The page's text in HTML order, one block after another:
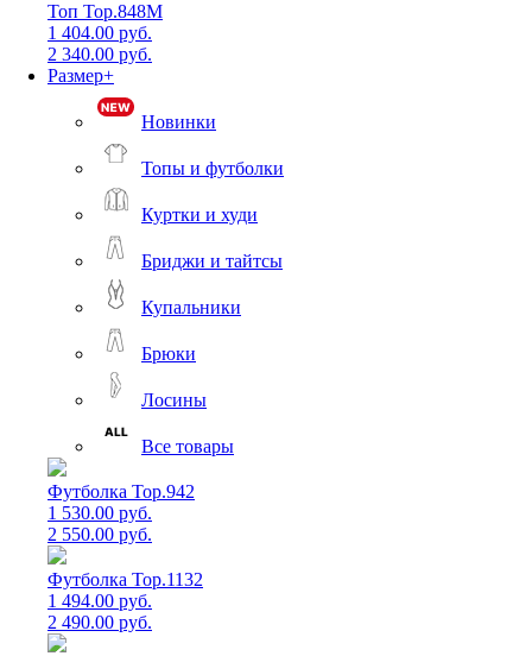
Топ Top.848M
1 404.00 руб.
2 340.00 руб.
Размер+
Новинки
Топы и футболки
Куртки и худи
Бриджи и тайтсы
Купальники
Брюки
Лосины
Все товары
Футболка Top.942
1 530.00 руб.
2 550.00 руб.
Футболка Top.1132
1 494.00 руб.
2 490.00 руб.